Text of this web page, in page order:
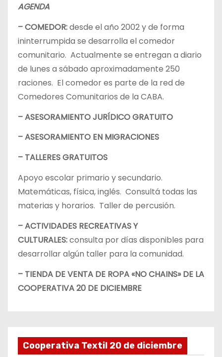
AGENDA
– COMEDOR:desde el año 2002 y de forma
ininterrumpida se desarrolla el comedor
comunitario. Actualmente se entregan a diario
de lunes a sábado aproximadamente 250
raciones. El comedor es parte de la red de
Comedores Comunitarios de la CABA.
– ASESORAMIENTO JURÍDICO GRATUITO
– ASESORAMIENTO EN MIGRACIONES
– TALLERES GRATUITOS
Apoyo escolar primario y secundario.
Matemáticas, física, inglés. Consultá todas las
materias y horarios. Taller de percusión.
– ACTIVIDADES RECREATIVAS Y
CULTURALES:consulta por días disponibles para
desarrollar algún taller para la comunidad.
– TIENDA DE VENTA DE ROPA «NO CHAINS» DE LA
COOPERATIVA 20 DE DICIEMBRE
Cooperativa Textil 20 de diciembre